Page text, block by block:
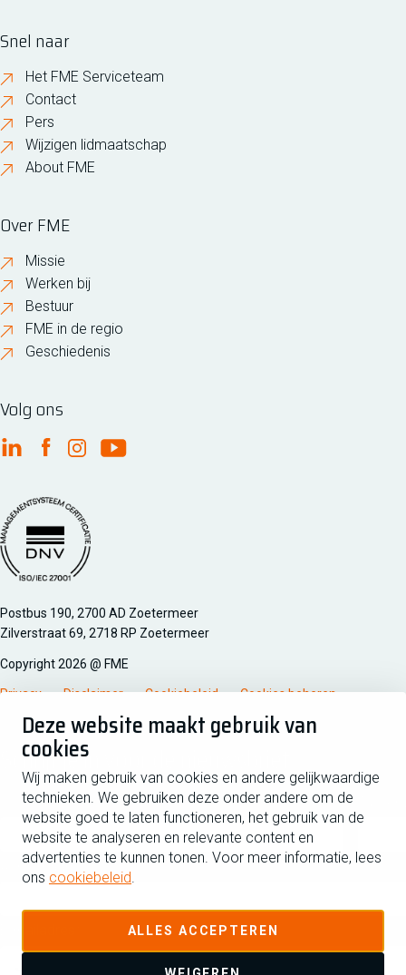
Deze website maakt gebruik van
cookies
Wij maken gebruik van cookies en andere gelijkwaardige
technieken. We gebruiken deze onder andere om de
website goed te laten functioneren, het gebruik van de
website te analyseren en relevante content en
advertenties te kunnen tonen. Voor meer informatie, lees
ons cookiebeleid.
ALLES ACCEPTEREN
Snel naar
Het FME Serviceteam
Contact
Pers
Wijzigen lidmaatschap
About FME
Over FME
Missie
Werken bij
Bestuur
FME in de regio
Geschiedenis
Volg ons
FME Linkedin
FME Facebook
FME Instagram
FME Youtube
Managementsyteem certificatie DNV iso/iec 27001
Postbus 190, 2700 AD Zoetermeer
Zilverstraat 69, 2718 RP Zoetermeer
Copyright 2026 @ FME
Privacy Disclaimer Cookiebeleid Cookies beheren
Schrijf je in voor de nieuwsbrief
Voornaam
Achternaam